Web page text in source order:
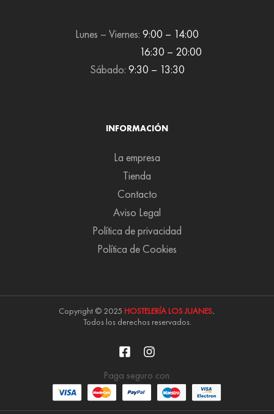
Lunes – Viernes: 9:00 – 14:00
16:30 – 20:00
Sábado: 9:30 – 13:30
INFORMACIÓN
La empresa
Tienda
Contacto
Aviso Legal
Política de privacidad
Política de Cookies
Copyright © 2025 HOSTELERÍA LOS JUANES.
Todos los derechos reservados.
Paga seguro con: